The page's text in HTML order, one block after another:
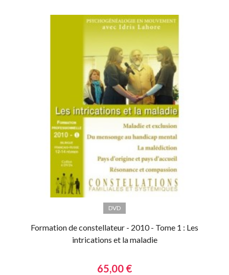
DVD
Formation de constellateur - 2010 - Tome 1 : Les
intrications et la maladie
65,00 €